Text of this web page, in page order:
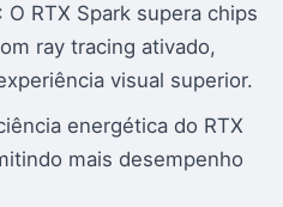
: O RTX Spark supera chips
ray tracing ativado,
visual superior.
energética do RTX
mais desempenho